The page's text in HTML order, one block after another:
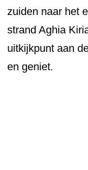
zuiden naar het
strand Aghia
uitkijkpunt aan
en geniet.